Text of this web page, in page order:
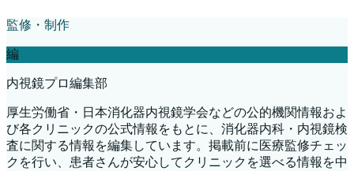
監修・制作
編
内視鏡プロ編集部
厚生労働省・日本消化器内視鏡学会などの公的機関情報およ
び各クリニックの公式情報をもとに、消化器内科・内視鏡検
査に関する情報を編集しています。掲載前に医療監修チェッ
クを行い、患者さんが安心してクリニックを選べる情報を中